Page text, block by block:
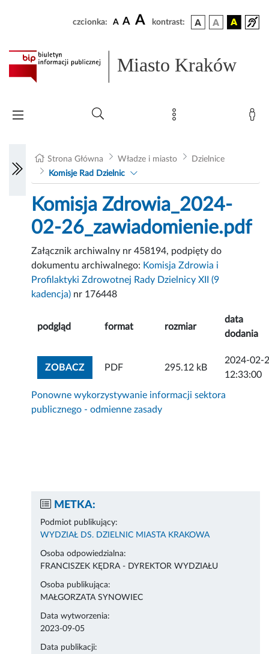
czcionka: A A A kontrast:
Miasto Kraków
Strona Główna Władze i miasto
Dzielnice
Komisje Rad Dzielnic
Komisja Zdrowia_2024-
02-26_zawiadomienie.pdf
Załącznik archiwalny nr 458194, podpięty do
dokumentu archiwalnego: Komisja Zdrowia i
Profilaktyki Zdrowotnej Rady Dzielnicy XII (9
kadencja) nr 176448
podgląd format rozmiar
data
dodania
ZOBACZZOBACZ ZAŁĄCZNIK
PDF 295.12 kB
2024-02-
12:33:00
Ponowne wykorzystywanie informacji sektora
publicznego - odmienne zasady
METKA:
Podmiot publikujący:
WYDZIAŁ DS. DZIELNIC MIASTA KRAKOWA
Osoba odpowiedzialna:
FRANCISZEK KĘDRA - DYREKTOR WYDZIAŁU
Osoba publikująca:
MAŁGORZATA SYNOWIEC
Data wytworzenia:
2023-09-05
Data publikacji: